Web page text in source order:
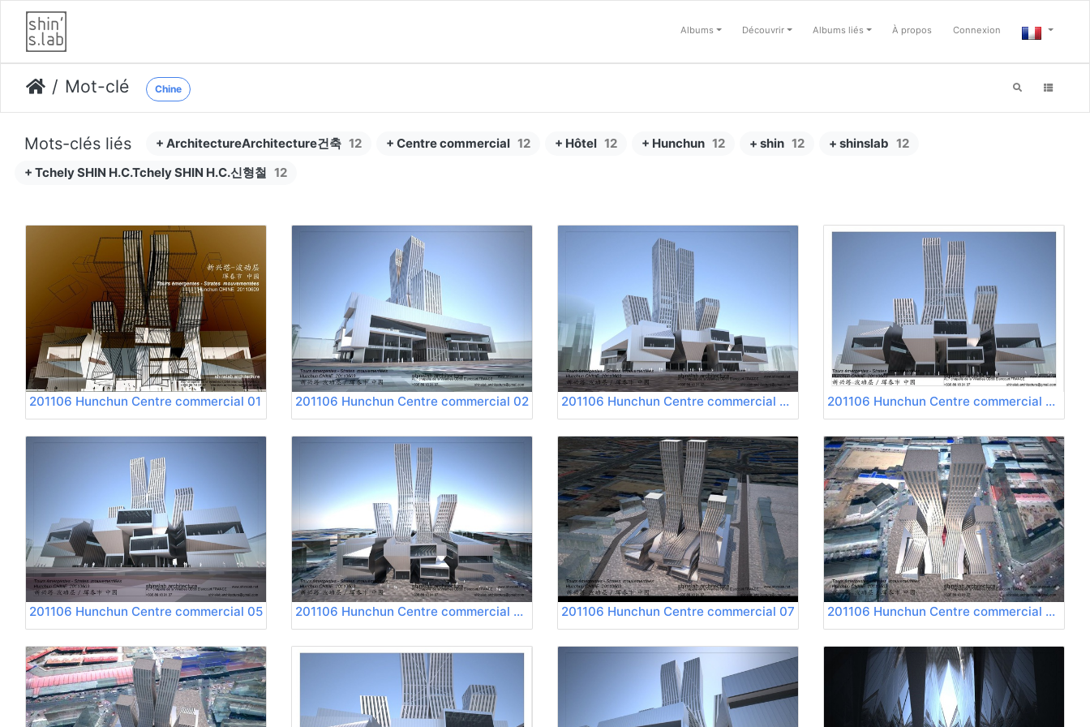
Albums Découvrir Albums liés À propos Connexion
Mot-clé Chine
Mots-clés liés + ArchitectureArchitecture건축 12 + Centre commercial 12 + Hôtel 12 + Hunchun 12 + shin 12 + shinslab 12
+ Tchely SHIN H.C.Tchely SHIN H.C.신형철 12
201106 Hunchun Centre commercial 01 201106 Hunchun Centre commercial 02 201106 Hunchun Centre commercial 03 201106 Hunchun Centre commercial 04
201106 Hunchun Centre commercial 05 201106 Hunchun Centre commercial 06 201106 Hunchun Centre commercial 07 201106 Hunchun Centre commercial 08